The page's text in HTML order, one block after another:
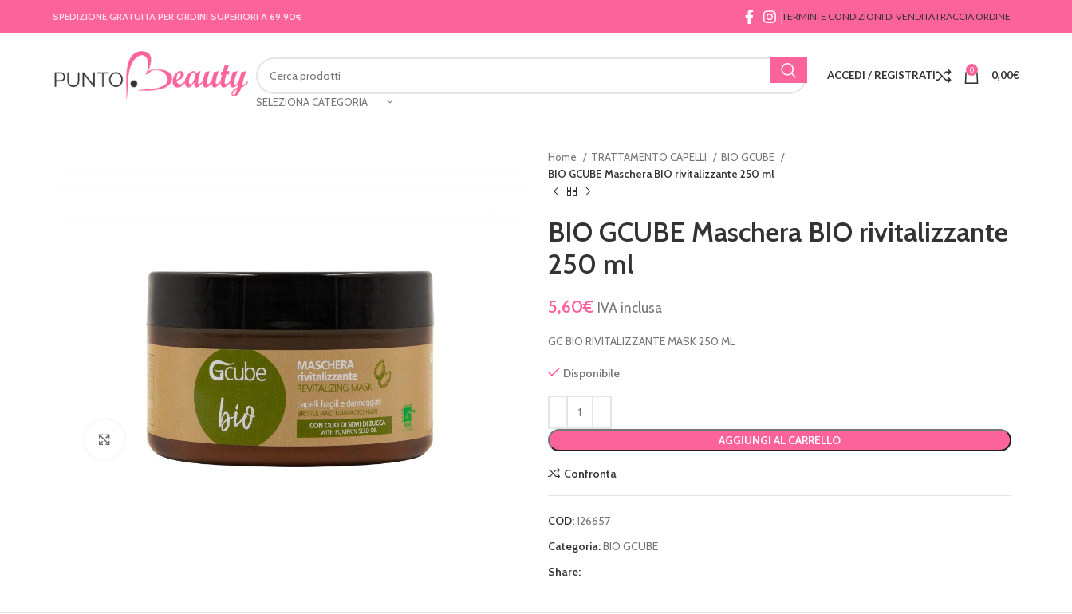
SPEDIZIONE GRATUITA PER ORDINI SUPERIORI A 69.90€ TERMINI E CONDIZIONI DI VENDITATRACCIA ORDINE
SELEZIONA CATEGORIA
ACCEDI / REGISTRATI 0 0,00€
Clicca per ingrandire
Home TRATTAMENTO CAPELLI
BIO GCUBE
BIO GCUBE Maschera BIO rivitalizzante 250 ml
BIO GCUBE Maschera BIO rivitalizzante
250 ml
5,60€ IVA inclusa
GC BIO RIVITALIZZANTE MASK 250 ML
Disponibile
AGGIUNGI AL CARRELLO
Confronta
COD:126657
Categoria:BIO GCUBE
Share: